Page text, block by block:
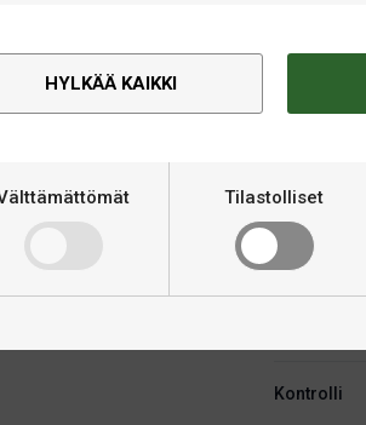
HYLKÄÄ KAIKKI
Tilastolliset
räjähtävään peliin
on peräti yhdeksän
nopeuden ja
ansiosta rungossa
huolimatta. Täydellinen
hyökkäyksiin kaikista kulmista.
Kategoria
Materiaali
Kontrolli